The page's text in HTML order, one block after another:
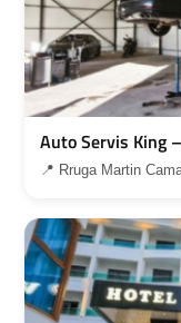
Auto Servis King
📍 Rruga Martin